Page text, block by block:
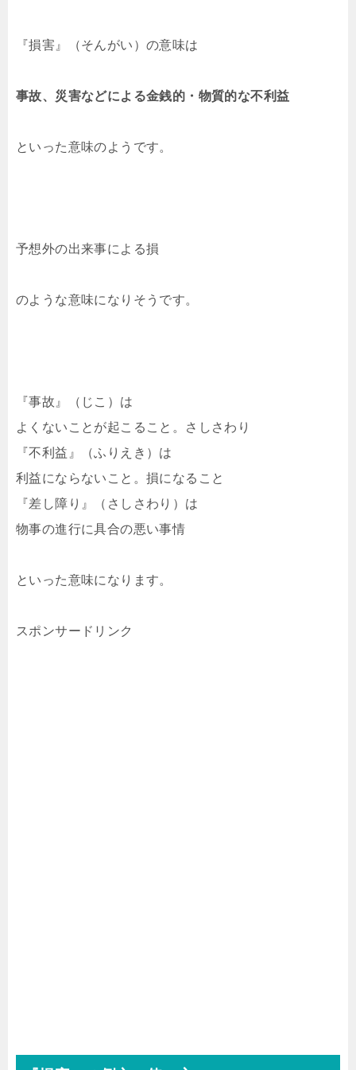
『損害』（そんがい）の意味は
事故、災害などによる金銭的・物質的な不利益
といった意味のようです。
予想外の出来事による損
のような意味になりそうです。
『事故』（じこ）は
よくないことが起こること。さしさわり
『不利益』（ふりえき）は
利益にならないこと。損になること
『差し障り』（さしさわり）は
物事の進行に具合の悪い事情
といった意味になります。
スポンサードリンク